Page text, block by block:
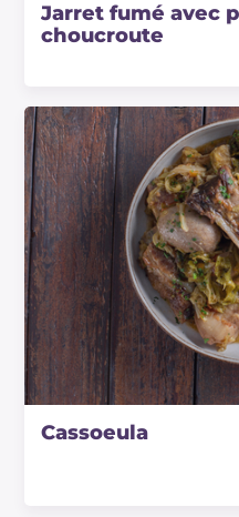
Jarret fumé avec
choucroute
Cassoeula